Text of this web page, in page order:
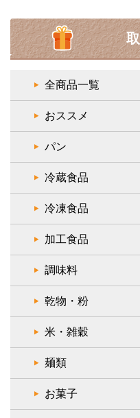
全商品一覧
おススメ
パン
冷蔵食品
冷凍食品
加工食品
調味料
乾物・粉
米・雑穀
麺類
お菓子